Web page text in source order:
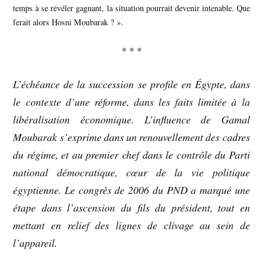
temps à se révéler gagnant, la situation pourrait devenir intenable. Que
ferait alors Hosni Moubarak ? ».
* * *
L’échéance de la succession se profile en Égypte, dans
le contexte d’une réforme, dans les faits limitée à la
libéralisation économique. L’influence de Gamal
Moubarak s’exprime dans un renouvellement des cadres
du régime, et au premier chef dans le contrôle du Parti
national démocratique, cœur de la vie politique
égyptienne. Le congrès de 2006 du PND a marqué une
étape dans l’ascension du fils du président, tout en
mettant en relief des lignes de clivage au sein de
l’appareil.